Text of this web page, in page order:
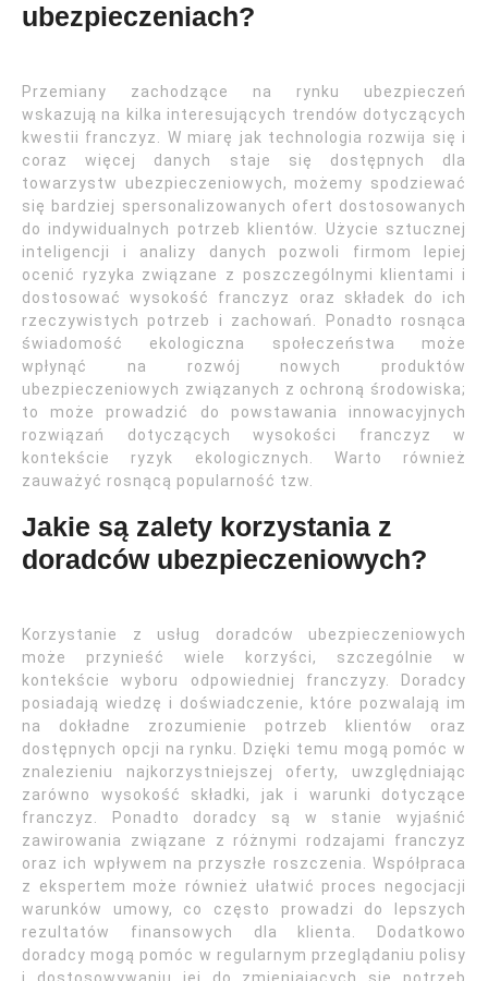
ubezpieczeniach?
Przemiany zachodzące na rynku ubezpieczeń
wskazują na kilka interesujących trendów dotyczących
kwestii franczyz. W miarę jak technologia rozwija się i
coraz więcej danych staje się dostępnych dla
towarzystw ubezpieczeniowych, możemy spodziewać
się bardziej spersonalizowanych ofert dostosowanych
do indywidualnych potrzeb klientów. Użycie sztucznej
inteligencji i analizy danych pozwoli firmom lepiej
ocenić ryzyka związane z poszczególnymi klientami i
dostosować wysokość franczyz oraz składek do ich
rzeczywistych potrzeb i zachowań. Ponadto rosnąca
świadomość ekologiczna społeczeństwa może
wpłynąć na rozwój nowych produktów
ubezpieczeniowych związanych z ochroną środowiska;
to może prowadzić do powstawania innowacyjnych
rozwiązań dotyczących wysokości franczyz w
kontekście ryzyk ekologicznych. Warto również
zauważyć rosnącą popularność tzw.
Jakie są zalety korzystania z
doradców ubezpieczeniowych?
Korzystanie z usług doradców ubezpieczeniowych
może przynieść wiele korzyści, szczególnie w
kontekście wyboru odpowiedniej franczyzy. Doradcy
posiadają wiedzę i doświadczenie, które pozwalają im
na dokładne zrozumienie potrzeb klientów oraz
dostępnych opcji na rynku. Dzięki temu mogą pomóc w
znalezieniu najkorzystniejszej oferty, uwzględniając
zarówno wysokość składki, jak i warunki dotyczące
franczyz. Ponadto doradcy są w stanie wyjaśnić
zawirowania związane z różnymi rodzajami franczyz
oraz ich wpływem na przyszłe roszczenia. Współpraca
z ekspertem może również ułatwić proces negocjacji
warunków umowy, co często prowadzi do lepszych
rezultatów finansowych dla klienta. Dodatkowo
doradcy mogą pomóc w regularnym przeglądaniu polisy